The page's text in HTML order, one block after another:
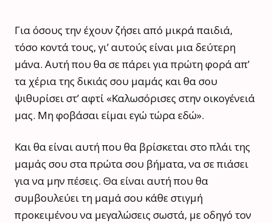
Για όσους την έχουν ζήσει από μικρά παιδιά,
τόσο κοντά τους, γι’ αυτούς είναι μια δεύτερη
μάνα. Αυτή που θα σε πάρει για πρώτη φορά απ’
τα χέρια της δικιάς σου μαμάς και θα σου
ψιθυρίσει στ’ αφτί «Καλωσόρισες στην οικογένειά
μας. Μη φοβάσαι είμαι εγώ τώρα εδώ».
Και θα είναι αυτή που θα βρίσκεται στο πλάι της
μαμάς σου στα πρώτα σου βήματα, να σε πιάσει
για να μην πέσεις. Θα είναι αυτή που θα
συμβουλεύει τη μαμά σου κάθε στιγμή
προκειμένου να μεγαλώσεις σωστά, με οδηγό τον